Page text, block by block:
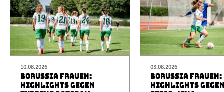
10.08.2026
BORUSSIA FRAUEN:
HIGHLIGHTS GEGEN
03.08.2026
BORUSSIA FRAUEN:
HIGHLIGHTS